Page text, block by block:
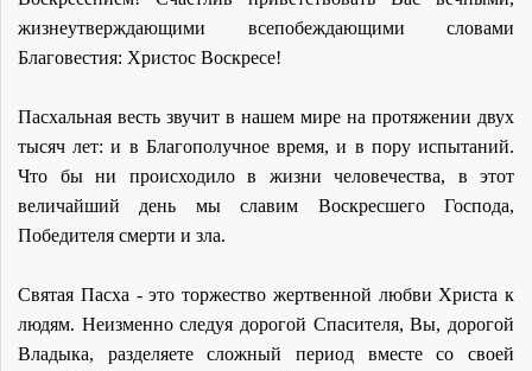
жизнеутверждающими всепобеждающими словами
Благовестия: Христос Воскресе!
Пасхальная весть звучит в нашем мире на протяжении двух
тысяч лет: и в Благополучное время, и в пору испытаний.
Что бы ни происходило в жизни человечества, в этот
величайший день мы славим Воскресшего Господа,
Победителя смерти и зла.
Святая Пасха - это торжество жертвенной любви Христа к
людям. Неизменно следуя дорогой Спасителя, Вы, дорогой
Владыка, разделяете сложный период вместе со своей